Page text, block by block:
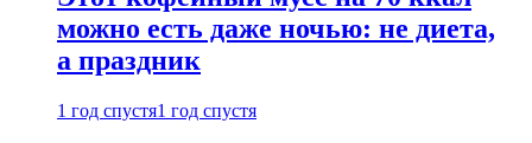
можно есть даже ночью: не диета,
а праздник
1 год спустя1 год спустя